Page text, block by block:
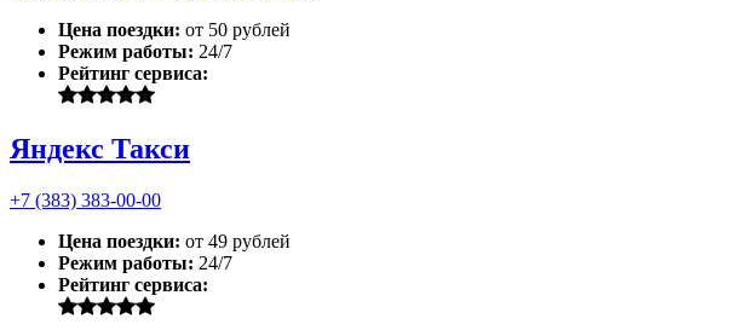
Цена поездки: от 50 рублей
Режим работы: 24/7
Рейтинг сервиса:
Яндекс Такси
+7 (383) 383-00-00
Цена поездки: от 49 рублей
Режим работы: 24/7
Рейтинг сервиса: